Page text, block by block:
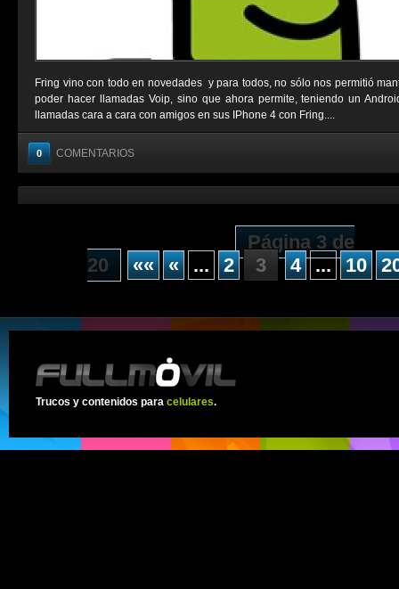
Fring vino con todo en novedades y para todos, no sólo nos permitió
poder hacer llamadas Voip, sino que ahora permite, teniendo un
llamadas cara a cara con amigos en sus IPhone 4 con Fring....
0 COMENTARIOS
Página 3 de
20
«« « ... 2 3 4 ... 10
Trucos y contenidos para celulares.